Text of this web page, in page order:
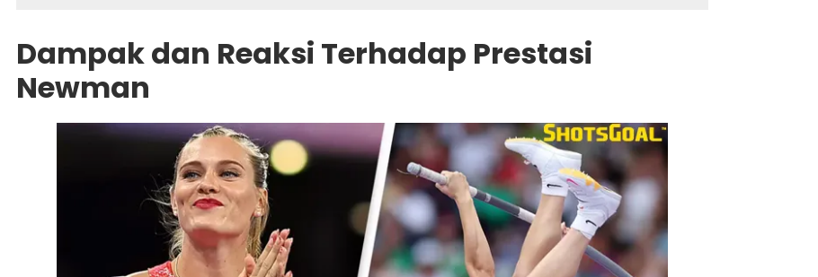
Dampak dan Reaksi Terhadap Prestasi
Newman